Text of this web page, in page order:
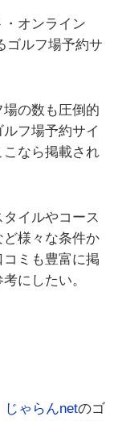
オンライン
ゴルフ場予約サ
の数も圧倒的
フ場予約サイ
こなら掲載され
イルやコース
様々な条件か
コミも豊富に掲
にしたい。
じゃらんnetのゴ